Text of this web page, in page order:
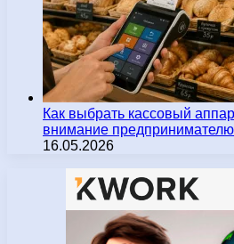
Как выбрать кассовый
внимание предпринимателю
16.05.2026